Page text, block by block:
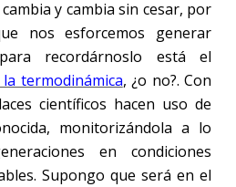
y cambia sin cesar, por
nos esforcemos generar
recordárnoslo está el
termodinámica, ¿o no?. Con
científicos hacen uso de
monitorizándola a lo
en condiciones
Supongo que será en el